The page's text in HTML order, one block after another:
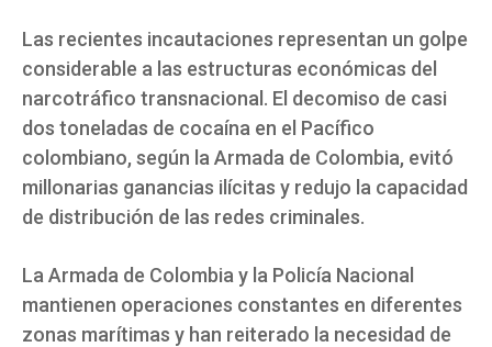
Las recientes incautaciones representan un golpe
considerable a las estructuras económicas del
narcotráfico transnacional. El decomiso de casi
dos toneladas de cocaína en el Pacífico
colombiano, según la Armada de Colombia, evitó
millonarias ganancias ilícitas y redujo la capacidad
de distribución de las redes criminales.
La Armada de Colombia y la Policía Nacional
mantienen operaciones constantes en diferentes
zonas marítimas y han reiterado la necesidad de